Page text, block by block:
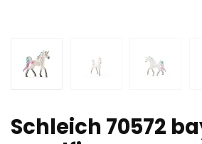
Schleich 70572